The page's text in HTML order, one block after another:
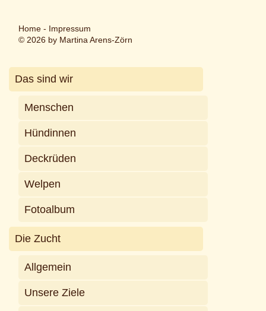
Home- Impressum
© 2026 by Martina Arens-Zörn
Das sind wir
Menschen
Hündinnen
Deckrüden
Welpen
Fotoalbum
Die Zucht
Allgemein
Unsere Ziele